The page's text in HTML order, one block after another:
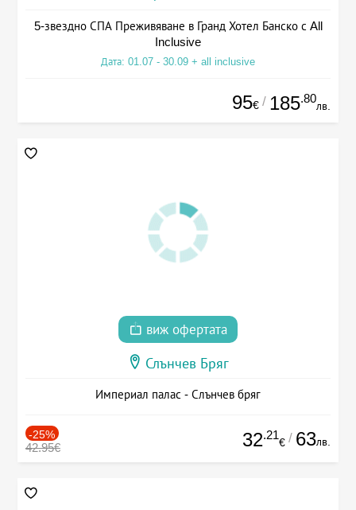
5-звездно СПА Преживяване в Гранд Хотел Банско с All
Inclusive
Дата: 01.07 - 30.09 + all inclusive
95€ / 185.80
лв.
виж офертата
Слънчев Бряг
Империал палас - Слънчев бряг
-25%
42.95€ 32.21
€ / 63лв.